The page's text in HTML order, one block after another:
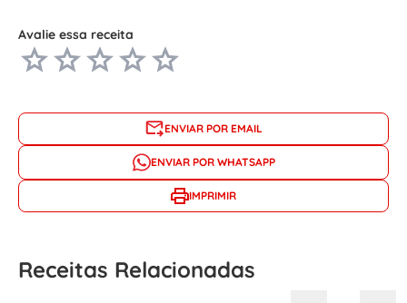
Avalie essa receita
ENVIAR POR EMAIL
ENVIAR POR WHATSAPP
IMPRIMIR
Receitas Relacionadas